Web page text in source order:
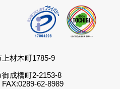
材木町1785-9
成橋町2-2153-8
62-8989